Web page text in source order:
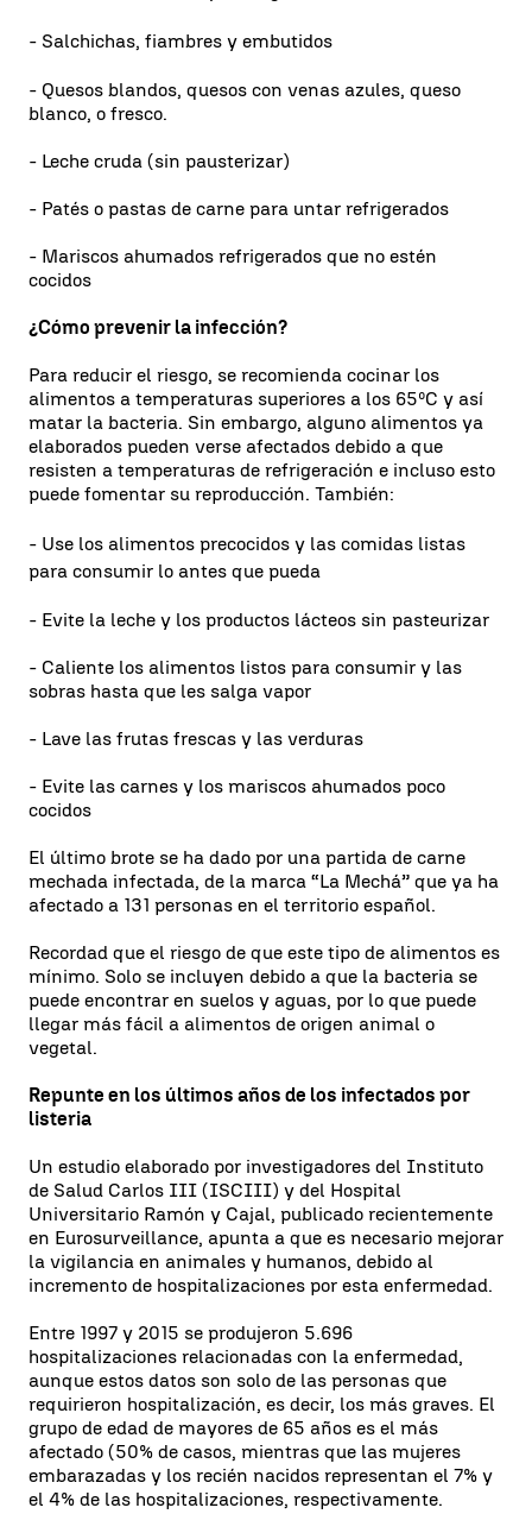
- Salchichas, fiambres y embutidos
- Quesos blandos, quesos con venas azules, queso
blanco, o fresco.
- Leche cruda (sin pausterizar)
- Patés o pastas de carne para untar refrigerados
- Mariscos ahumados refrigerados que no estén
cocidos
¿Cómo prevenir la infección?
Para reducir el riesgo, se recomienda cocinar los
alimentos a temperaturas superiores a los 65ºC y así
matar la bacteria. Sin embargo, alguno alimentos ya
elaborados pueden verse afectados debido a que
resisten a temperaturas de refrigeración e incluso esto
puede fomentar su reproducción. También:
- Use los alimentos precocidos y las comidas listas
para consumir lo antes que pueda
- Evite la leche y los productos lácteos sin pasteurizar
- Caliente los alimentos listos para consumir y las
sobras hasta que les salga vapor
- Lave las frutas frescas y las verduras
- Evite las carnes y los mariscos ahumados poco
cocidos
El último brote se ha dado por una partida de carne
mechada infectada, de la marca “La Mechá” que ya ha
afectado a 131 personas en el territorio español.
Recordad que el riesgo de que este tipo de alimentos es
mínimo. Solo se incluyen debido a que la bacteria se
puede encontrar en suelos y aguas, por lo que puede
llegar más fácil a alimentos de origen animal o
vegetal.
Repunte en los últimos años de los infectados por
listeria
Un estudio elaborado por investigadores del Instituto
de Salud Carlos III (ISCIII) y del Hospital
Universitario Ramón y Cajal, publicado recientemente
en Eurosurveillance, apunta a que es necesario mejorar
la vigilancia en animales y humanos, debido al
incremento de hospitalizaciones por esta enfermedad.
Entre 1997 y 2015 se produjeron 5.696
hospitalizaciones relacionadas con la enfermedad,
aunque estos datos son solo de las personas que
requirieron hospitalización, es decir, los más graves. El
grupo de edad de mayores de 65 años es el más
afectado (50% de casos, mientras que las mujeres
embarazadas y los recién nacidos representan el 7% y
el 4% de las hospitalizaciones, respectivamente.